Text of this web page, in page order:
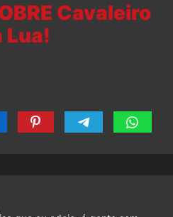
Cavaleiro
Lua!